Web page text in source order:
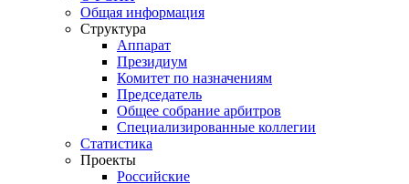
Общая информация
Структура
Аппарат
Президиум
Комитет по назначениям
Председатель
Общее собрание арбитров
Специализированные коллегии
Статистика
Проекты
Российские